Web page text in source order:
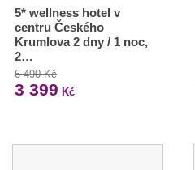
5* wellness hotel v
centru Českého
Krumlova 2 dny / 1 noc,
2…
6 490 Kč
3 399 Kč